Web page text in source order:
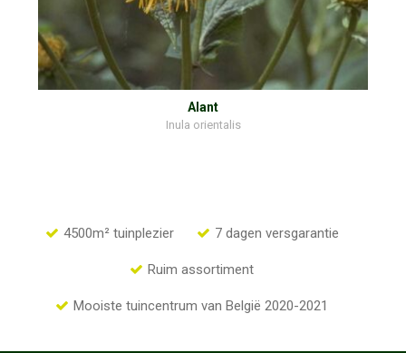
Alant
Inula orientalis
4500m² tuinplezier 7 dagen versgarantie
Ruim assortiment
Mooiste tuincentrum van België 2020-2021